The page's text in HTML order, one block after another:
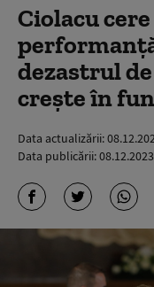
Ciolacu
dezastrul
crește în
Data actualizării:
Data publicării: